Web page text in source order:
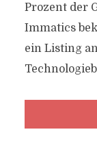
Prozent der
Immatics
ein Listing